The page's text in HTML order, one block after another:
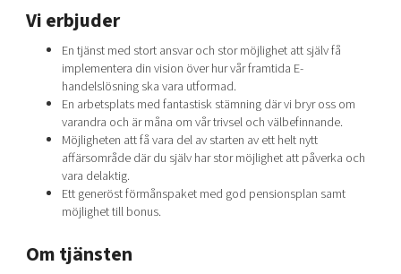
Current offers and activities
Reach out to us
Locations
Vi erbjuder
En tjänst med stort ansvar och stor möjlighet att själv få
implementera din vision över hur vår framtida E-
handelslösning ska vara utformad.
En arbetsplats med fantastisk stämning där vi bryr oss om
varandra och är måna om vår trivsel och välbefinnande.
Möjligheten att få vara del av starten av ett helt nytt
affärsområde där du själv har stor möjlighet att påverka och
vara delaktig.
Ett generöst förmånspaket med god pensionsplan samt
möjlighet till bonus.
Om tjänsten